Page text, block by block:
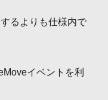
るよりも仕様内で
イベントを利